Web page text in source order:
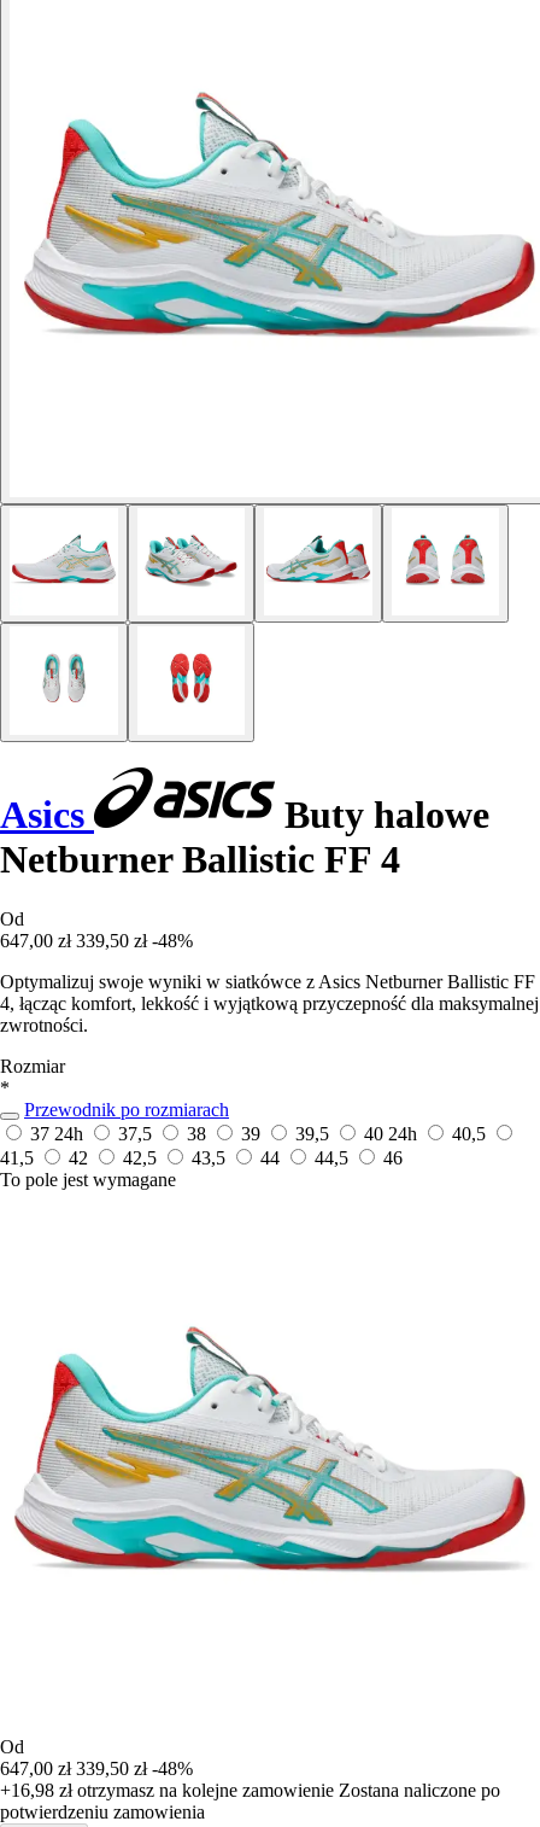
Asics
Buty halowe
Netburner Ballistic FF 4
Od
647,00 zł 339,50 zł -48%
Optymalizuj swoje wyniki w siatkówce z Asics Netburner Ballistic FF
4, łącząc komfort, lekkość i wyjątkową przyczepność dla maksymalnej
zwrotności.
Rozmiar
*
Przewodnik po rozmiarach
37 24h 37,5 38 39 39,5 40 24h
40,5
41,5
42 42,5 43,5 44 44,5
46
To pole jest wymagane
Od
647,00 zł 339,50 zł -48%
+16,98 złotrzymasz na kolejne zamowienie Zostana naliczone po
potwierdzeniu zamowienia